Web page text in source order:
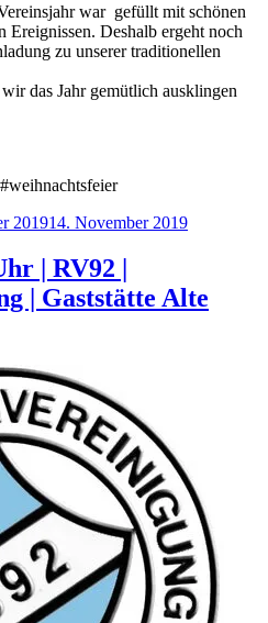
war gefüllt mit schönen
Ereignissen. Deshalb ergeht noch
zu unserer traditionellen
das Jahr gemütlich ausklingen
201914. November 2019
| RV92 |
| Gaststätte Alte